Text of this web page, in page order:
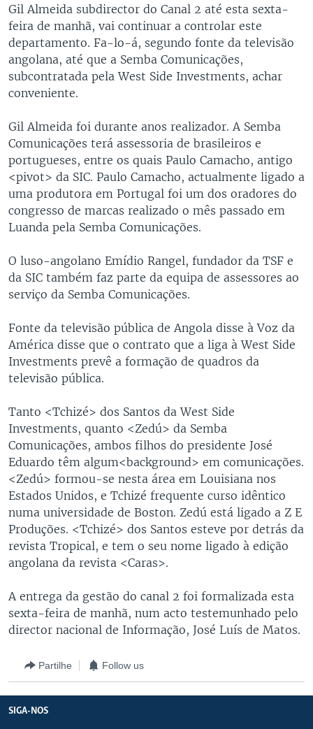
Gil Almeida subdirector do Canal 2 até esta sexta-
feira de manhã, vai continuar a controlar este
departamento. Fa-lo-á, segundo fonte da televisão
angolana, até que a Semba Comunicações,
subcontratada pela West Side Investments, achar
conveniente.
Gil Almeida foi durante anos realizador. A Semba
Comunicações terá assessoria de brasileiros e
portugueses, entre os quais Paulo Camacho, antigo
<pivot> da SIC. Paulo Camacho, actualmente ligado a
uma produtora em Portugal foi um dos oradores do
congresso de marcas realizado o mês passado em
Luanda pela Semba Comunicações.
O luso-angolano Emídio Rangel, fundador da TSF e
da SIC também faz parte da equipa de assessores ao
serviço da Semba Comunicações.
Fonte da televisão pública de Angola disse à Voz da
América disse que o contrato que a liga à West Side
Investments prevê a formação de quadros da
televisão pública.
Tanto <Tchizé> dos Santos da West Side
Investments, quanto <Zedú> da Semba
Comunicações, ambos filhos do presidente José
Eduardo têm algum<background> em comunicações.
<Zedú> formou-se nesta área em Louisiana nos
Estados Unidos, e Tchizé frequente curso idêntico
numa universidade de Boston. Zedú está ligado a Z E
Produções. <Tchizé> dos Santos esteve por detrás da
revista Tropical, e tem o seu nome ligado à edição
angolana da revista <Caras>.
A entrega da gestão do canal 2 foi formalizada esta
sexta-feira de manhã, num acto testemunhado pelo
director nacional de Informação, José Luís de Matos.
Partilhe Follow us
SIGA-NOS